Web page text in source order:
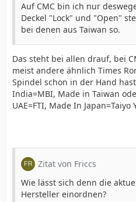
Auf CMC bin ich nur
Deckel "Lock" und "Open"
bei denen aus Taiwan so.
Das steht bei allen drauf, bei
meist andere ähnlich Times
Spindel schon in der Hand
India=MBI, Made in Taiwan
UAE=FTI, Made In Japan=Taiyo
Zitat von Friccs
Wie lässt sich denn die
Hersteller einordnen?